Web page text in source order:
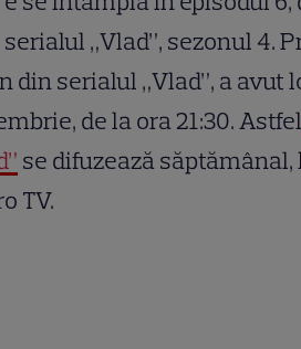
serialul „Vlad”, sezonul 4.
din serialul „Vlad”, a avut
de la ora 21:30.
se difuzează săptămânal,
TV.